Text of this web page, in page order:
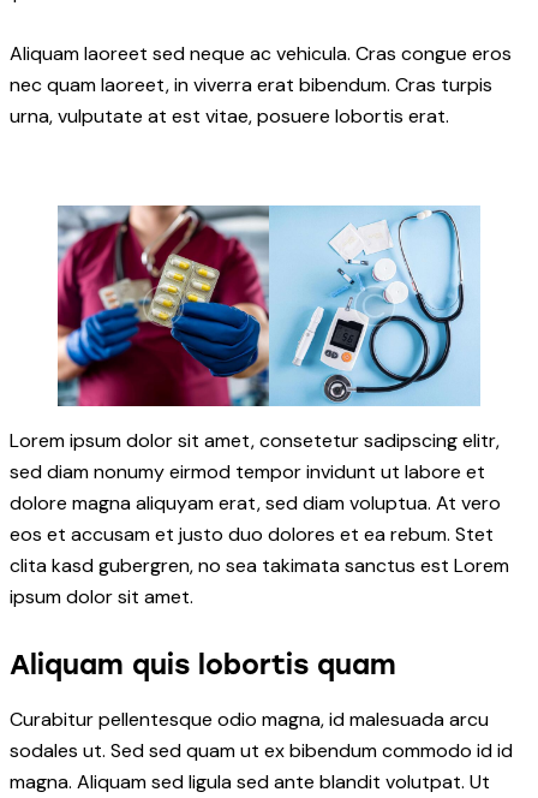
Aliquam laoreet sed neque ac vehicula. Cras congue eros
nec quam laoreet, in viverra erat bibendum. Cras turpis
urna, vulputate at est vitae, posuere lobortis erat.
Lorem ipsum dolor sit amet, consetetur sadipscing elitr,
sed diam nonumy eirmod tempor invidunt ut labore et
dolore magna aliquyam erat, sed diam voluptua. At vero
eos et accusam et justo duo dolores et ea rebum. Stet
clita kasd gubergren, no sea takimata sanctus est Lorem
ipsum dolor sit amet.
Aliquam quis lobortis quam
Curabitur pellentesque odio magna, id malesuada arcu
sodales ut. Sed sed quam ut ex bibendum commodo id id
magna. Aliquam sed ligula sed ante blandit volutpat. Ut